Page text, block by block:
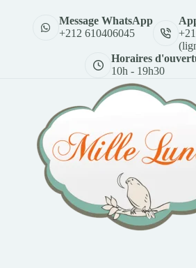
Message WhatsApp
+212 610406045
Horaires
10h - 19h30